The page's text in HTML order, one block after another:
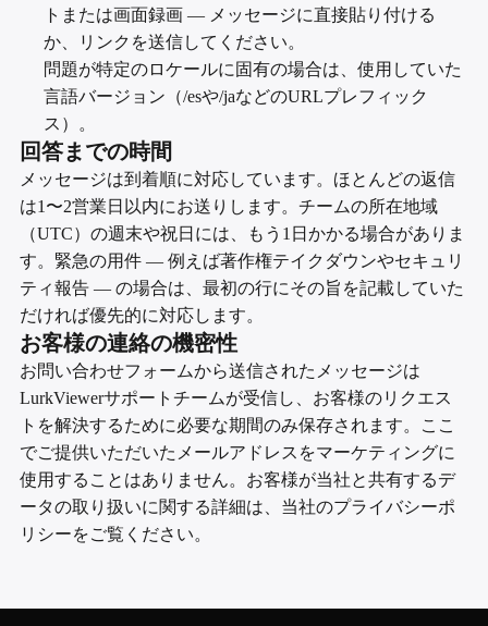
トまたは画面録画 — メッセージに直接貼り付ける
か、リンクを送信してください。
問題が特定のロケールに固有の場合は、使用していた
言語バージョン（/esや/jaなどのURLプレフィック
ス）。
回答までの時間
メッセージは到着順に対応しています。ほとんどの返信
は1〜2営業日以内にお送りします。チームの所在地域
（UTC）の週末や祝日には、もう1日かかる場合がありま
す。緊急の用件 — 例えば著作権テイクダウンやセキュリ
ティ報告 — の場合は、最初の行にその旨を記載していた
だければ優先的に対応します。
お客様の連絡の機密性
お問い合わせフォームから送信されたメッセージは
LurkViewerサポートチームが受信し、お客様のリクエス
トを解決するために必要な期間のみ保存されます。ここ
でご提供いただいたメールアドレスをマーケティングに
使用することはありません。お客様が当社と共有するデ
ータの取り扱いに関する詳細は、当社のプライバシーポ
リシーをご覧ください。